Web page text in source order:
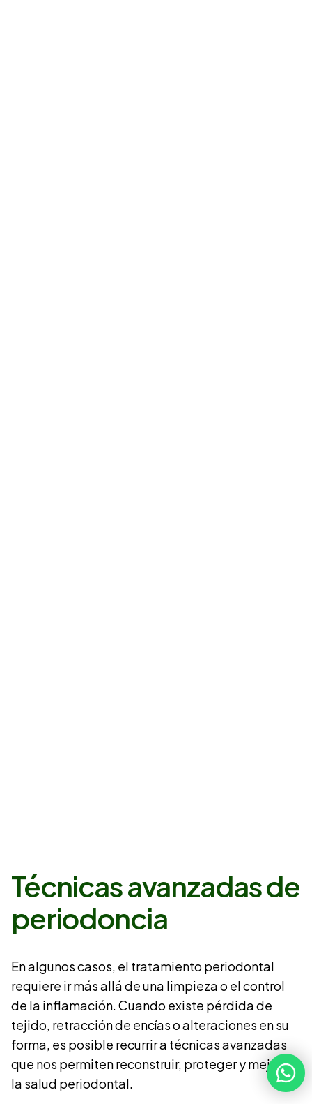
Técnicas avanzadas de
periodoncia
En algunos casos, el tratamiento periodontal
requiere ir más allá de una limpieza o el control
de la inflamación. Cuando existe pérdida de
tejido, retracción de encías o alteraciones en su
forma, es posible recurrir a técnicas avanzadas
que nos permiten reconstruir, proteger y mejorar
la salud periodontal.